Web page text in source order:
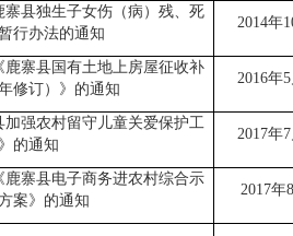
寨县独生子女伤（病）残、死
行办法的通知
2014年
鹿寨县国有土地上房屋征收补
修订）》的通知
2016年5
加强农村留守儿童关爱保护工
》 的通知
2017年7
鹿寨县电子商务进农村综合示
案》 的通知
2017年8